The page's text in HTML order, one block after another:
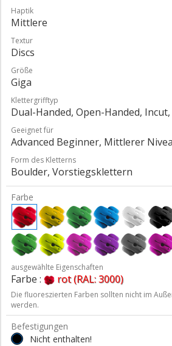
Haptik
Mittlere
Textur
Discs
Größe
Giga
Klettergrifftyp
Dual-Handed, Open-Handed,
Geeignet für
Advanced Beginner, Mittlerer
Form des Kletterns
Boulder, Vorstiegsklettern
Farbe
ausgewählte Eigenschaften
Farbe : rot (RAL: 3000)
Die fluoreszierten Farben sollten nicht im
werden.
Befestigungen
Nicht enthalten!